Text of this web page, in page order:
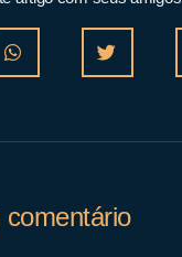
comentário